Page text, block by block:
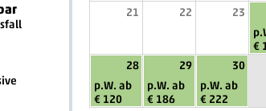
21
22 23
€
28
p.W. ab
€ 120
29
p.W. ab
€ 186
30
p.W. ab
€ 222